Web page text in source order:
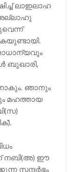
ലാഇലാഹ
ബുഖാരി,
ഞാനും
മഹത്തായ
നബി(അ) ഈ
സന്ദര്‍ഭം